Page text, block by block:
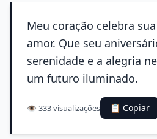
Meu coração celebra
amor. Que seu
serenidade e a alegria
um futuro iluminado.
👁️ 333 visualizações 📋 Copiar